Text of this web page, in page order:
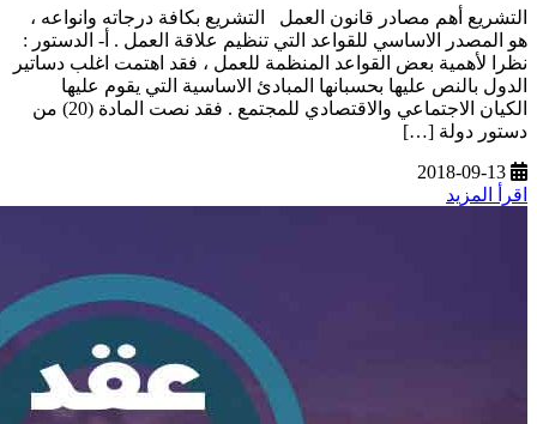
التشريع أهم مصادر قانون العمل التشريع بكافة درجاته وانواعه ،
هو المصدر الاساسي للقواعد التي تنظيم علاقة العمل . أ‌- الدستور :
نظرا لأهمية بعض القواعد المنظمة للعمل ، فقد اهتمت اغلب دساتير
الدول بالنص عليها بحسبانها المبادئ الاساسية التي يقوم عليها
الكيان الاجتماعي والاقتصادي للمجتمع . فقد نصت المادة (20) من
دستور دولة […]
2018-09-13
اقرأ المزيد